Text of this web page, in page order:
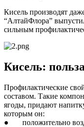
Кисель производят
“АлтайФлора”
сильным
Кисель:
Профилактические
составом. Такие
ягоды, придают
которым он:
● положительно